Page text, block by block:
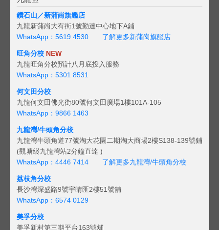
鑽石山／新蒲崗旗艦店
九龍新蒲崗大有街1號勤達中心地下A鋪
WhatsApp：5619 4530
了解更多新蒲崗旗艦店
旺角分校 NEW
九龍旺角分校預計八月底投入服務
WhatsApp：5301 8531
何文田分校
九龍何文田佛光街80號何文田廣場1樓101A-105
WhatsApp：9866 1463
九龍灣/牛頭角分校
九龍灣牛頭角道77號淘大花園二期淘大商場2樓S138-139號鋪
(觀塘綫九龍灣站2分鐘直達 )
WhatsApp：4446 7414
了解更多九龍灣/牛頭角分校
荔枝角分校
長沙灣深盛路9號宇晴匯2樓51號舖
WhatsApp：6574 0129
美孚分校
美孚新村第三期平台163號舖